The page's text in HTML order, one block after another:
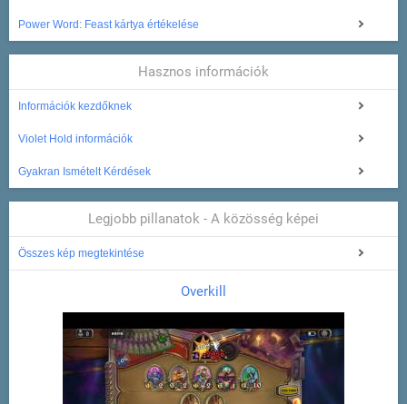
Power Word: Feast kártya értékelése
Hasznos információk
Információk kezdőknek
Violet Hold információk
Gyakran Ismételt Kérdések
Legjobb pillanatok - A közösség képei
Összes kép megtekintése
Overkill